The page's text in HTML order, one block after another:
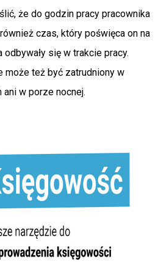
że do godzin pracy pracownika
czas, który poświęca on na
się w trakcie pracy.
może też być zatrudniony w
w porze nocnej.